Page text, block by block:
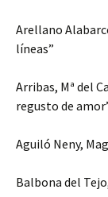
Arellano
líneas”
Arribas, Mª del
regusto de
Aguiló Neny,
Balbona del